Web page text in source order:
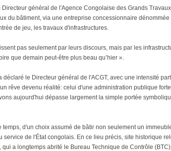
général de l'Agence Congolaise des Grands
du bâtiment, via une entreprise concessionnaire dénommée
de jeu, les travaux d'infrastructures.
pas seulement par leurs discours, mais par les
que demain peut-être plus beau qu’hier ».
déclaré le Directeur général de l'ACGT, avec une intensité
rêve devenu réalité: celui d'une administration publique
aujourd'hui dépasse largement la simple portée
temps, d'un choix assumé de bâtir non seulement un
de l'État congolais. En ce lieu précis, site historique
a longtemps abrité le Bureau Technique de Contrôle